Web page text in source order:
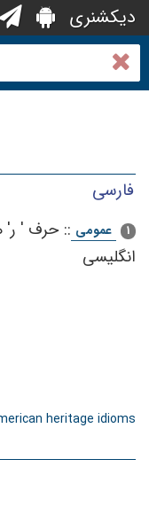
دیکشنری
فارسی
1 عمومی ::حرف‌ ' ر'
انگلیسی‌
heritage idioms